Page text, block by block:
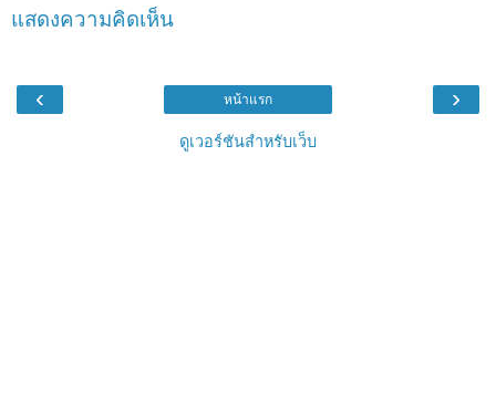
แสดงความคิดเห็น
‹ ›
หน้าแรก
ดูเวอร์ชันสำหรับเว็บ